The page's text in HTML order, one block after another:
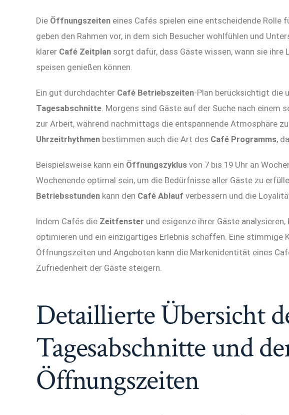
Die Öffnungszeiten eines Cafés spielen eine entscheidende Rolle
geben den Rahmen vor, in dem sich Besucher wohlfühlen und
klarer Café Zeitplan sorgt dafür, dass Gäste wissen, wann sie ihre
speisen genießen können.
Ein gut durchdachter Café Betriebszeiten-Plan berücksichtigt die
Tagesabschnitte. Morgens sind Gäste auf der Suche nach einem
zur Arbeit, während nachmittags die entspannende Atmosphäre
Uhrzeitrhythmen bestimmen auch die Art des Café Programms,
Beispielsweise kann ein Öffnungszyklus von 7 bis 19 Uhr an
Wochenende optimal sein, um die Bedürfnisse aller Gäste zu
Betriebsstunden kann den Café Ablauf verbessern und die
Indem Cafés die Zeitfenster und esigenze ihrer Gäste
optimieren und ein einzigartiges Erlebnis schaffen. Eine stimmige
Öffnungszeiten und Angeboten kann die Markenidentität eines
Zufriedenheit der Gäste steigern.
Detaillierte Übersicht
Tagesabschnitte und
Öffnungszeiten